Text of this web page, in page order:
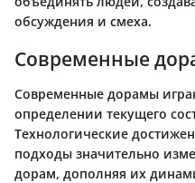
обсуждения и смеха.
Современные
Современные дорамы
определении текущего
Технологические
подходы значительно
дорам, дополняя их